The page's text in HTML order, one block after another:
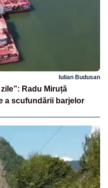
Iulian Budusan
Radu Miruță
a scufundării barjelor